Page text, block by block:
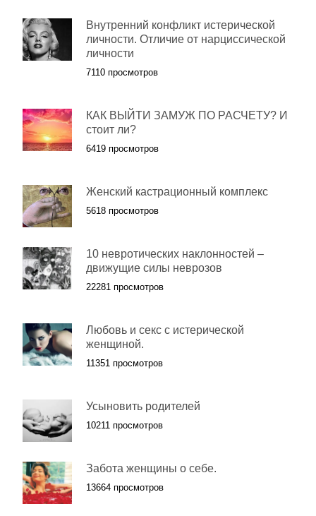
Внутренний конфликт истерической
личности. Отличие от нарциссической
личности
7110 просмотров
КАК ВЫЙТИ ЗАМУЖ ПО РАСЧЕТУ? И
стоит ли?
6419 просмотров
Женский кастрационный комплекс
5618 просмотров
10 невротических наклонностей –
движущие силы неврозов
22281 просмотров
Любовь и секс с истерической
женщиной.
11351 просмотров
Усыновить родителей
10211 просмотров
Забота женщины о себе.
13664 просмотров